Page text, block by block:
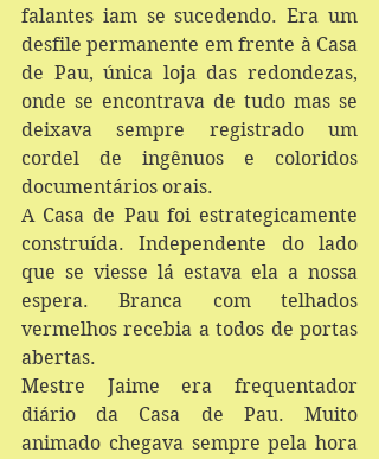
falantes iam se sucedendo. Era um
desfile permanente em frente à Casa
de Pau, única loja das redondezas,
onde se encontrava de tudo mas se
deixava sempre registrado um
cordel de ingênuos e coloridos
documentários orais.
A Casa de Pau foi estrategicamente
construída. Independente do lado
que se viesse lá estava ela a nossa
espera. Branca com telhados
vermelhos recebia a todos de portas
abertas.
Mestre Jaime era frequentador
diário da Casa de Pau. Muito
animado chegava sempre pela hora